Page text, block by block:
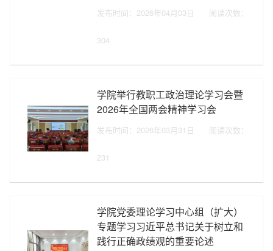
发布时间：2026年04月03日 阅读次数：
304
学院举行教职工政治理论学习会暨
2026年全国两会精神学习会
发布时间：2026年03月31日 阅读次数：
231
学院党委理论学习中心组（扩大）
专题学习习近平总书记关于树立和
践行正确政绩观的重要论述